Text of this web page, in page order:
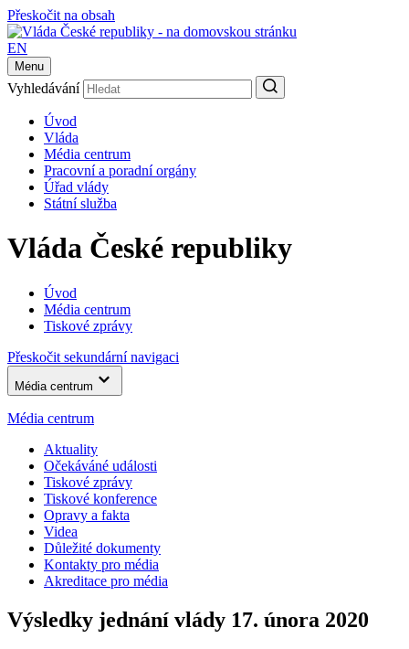
Přeskočit na obsah
EN
Menu
Vyhledávání
Úvod
Vláda
Média centrum
Pracovní a poradní orgány
Úřad vlády
Státní služba
Vláda České republiky
Úvod
Média centrum
Tiskové zprávy
Přeskočit sekundární navigaci
Média centrum
Média centrum
Aktuality
Očekáváné události
Tiskové zprávy
Tiskové konference
Opravy a fakta
Videa
Důležité dokumenty
Kontakty pro média
Akreditace pro média
Výsledky jednání vlády 17. února 2020